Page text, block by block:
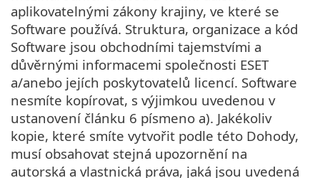
aplikovatelnými zákony krajiny, ve které se
Software používá. Struktura, organizace a kód
Software jsou obchodními tajemstvími a
důvěrnými informacemi společnosti ESET
a/anebo jejích poskytovatelů licencí. Software
nesmíte kopírovat, s výjimkou uvedenou v
ustanovení článku 6 písmeno a). Jakékoliv
kopie, které smíte vytvořit podle této Dohody,
musí obsahovat stejná upozornění na
autorská a vlastnická práva, jaká jsou uvedená